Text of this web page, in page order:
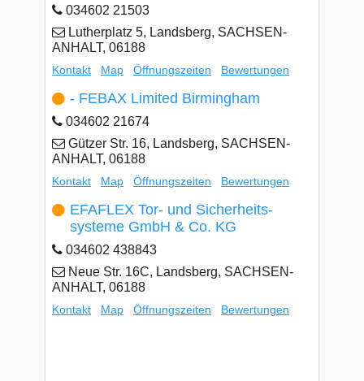
034602 21503
Lutherplatz 5, Landsberg, SACHSEN-
ANHALT, 06188
Kontakt Map Öffnungszeiten Bewertungen
- FEBAX Limited Birmingham
034602 21674
Gützer Str. 16, Landsberg, SACHSEN-
ANHALT, 06188
Kontakt Map Öffnungszeiten Bewertungen
EFAFLEX Tor- und Sicherheits-
systeme GmbH & Co. KG
034602 438843
Neue Str. 16C, Landsberg, SACHSEN-
ANHALT, 06188
Kontakt Map Öffnungszeiten Bewertungen